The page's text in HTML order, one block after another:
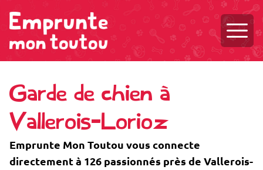
Garde de chien à
Vallerois-Lorioz
Emprunte Mon Toutou vous connecte
directement à 126 passionnés près de Vallerois-